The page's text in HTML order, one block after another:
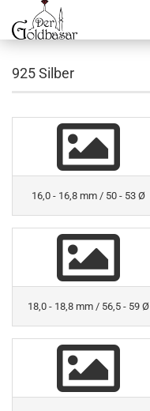
925 Silber
16,0 - 16,8 mm / 50 - 53 Ø
18,0 - 18,8 mm / 56,5 - 59 Ø